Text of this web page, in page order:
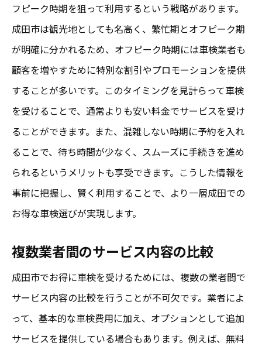
フピーク時期を狙って利用するという戦略があります。
成田市は観光地としても名高く、繁忙期とオフピーク期
が明確に分かれるため、オフピーク時期には車検業者も
顧客を増やすために特別な割引やプロモーションを提供
することが多いです。このタイミングを見計らって車検
を受けることで、通常よりも安い料金でサービスを受け
ることができます。また、混雑しない時期に予約を入れ
ることで、待ち時間が少なく、スムーズに手続きを進め
られるというメリットも享受できます。こうした情報を
事前に把握し、賢く利用することで、より一層成田での
お得な車検選びが実現します。
複数業者間のサービス内容の比較
成田市でお得に車検を受けるためには、複数の業者間で
サービス内容の比較を行うことが不可欠です。業者によ
って、基本的な車検費用に加え、オプションとして追加
サービスを提供している場合もあります。例えば、無料